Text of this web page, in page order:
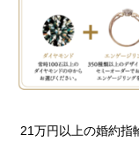
21万円以上の婚約指